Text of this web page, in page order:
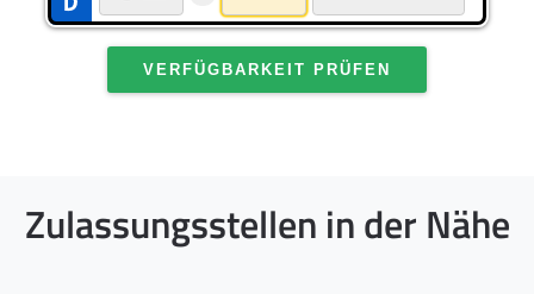
VERFÜGBARKEIT PRÜFEN
Zulassungsstellen in der Nähe